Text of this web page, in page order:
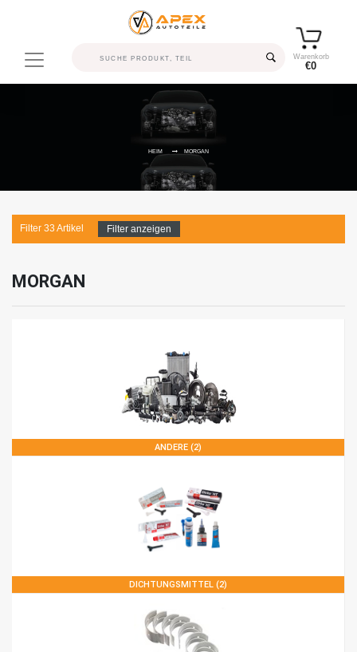
Warenkorb
€0
HEIM MORGAN
Filter 33 Artikel Filter anzeigen
MORGAN
ANDERE (2)
DICHTUNGSMITTEL (2)